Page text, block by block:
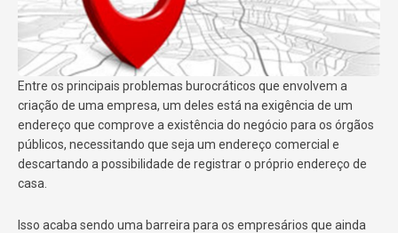
Entre os principais problemas burocráticos que envolvem a
criação de uma empresa, um deles está na exigência de um
endereço que comprove a existência do negócio para os órgãos
públicos, necessitando que seja um endereço comercial e
descartando a possibilidade de registrar o próprio endereço de
casa.
Isso acaba sendo uma barreira para os empresários que ainda